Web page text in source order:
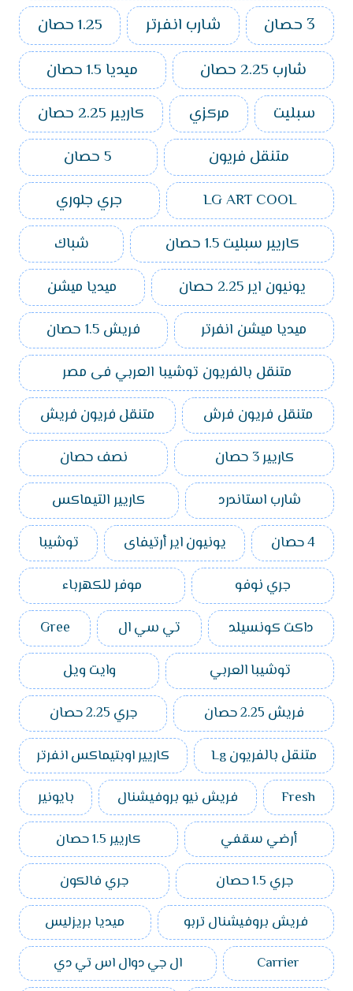
3 حصان
شارب انفرتر 1.25 حصان
شارب 2.25 حصان ميديا 1.5 حصان
سبليت مركزي
كاريير 2.25 حصان
متنقل فريون
5 حصان
LG ART COOL
جري جلوري
كاريير سبليت 1.5 حصان
شباك
يونيون اير 2.25 حصان
ميديا ميشن
ميديا ميشن انفرتر
فريش 1.5 حصان
متنقل بالفريون توشيبا العربي فى مصر
متنقل فريون فرش
متنقل فريون فريش
كاريير 3 حصان
نصف حصان
شارب استاندرد
كاريير التيماكس
4 حصان
يونيون اير أرتيفاى
توشيبا
جري نوفو
موفر للكهرباء
داكت كونسيلد
تي سي ال
Gree
توشيبا العربي
وايت ويل
فريش 2.25 حصان
جري 2.25 حصان
متنقل بالفريون Lg
كاريير اوبتيماكس انفرتر
Fresh
فريش نيو بروفيشنال
بايونير
أرضي سقفي
كاريير 1.5 حصان
جري 1.5 حصان
جري فالكون
فريش بروفيشنال تربو
ميديا بريزليس
Carrier
ال جي دوال اس تي دي